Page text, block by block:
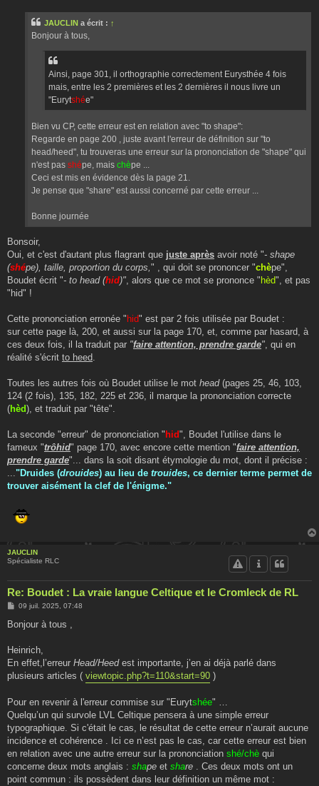
JAUCLIN a écrit : ↑
Bonjour à tous,
Ainsi, page 301, il orthographie correctement Eurysthée 4 fois
mais, entre les 2 premières et les 2 dernières il nous livre un
"Eurytshée"
Bien vu CP, cette erreur est en relation avec "to shape":
Regarde en page 200 , juste avant l'erreur de définition sur "to
head/heed", tu trouveras une erreur sur la prononciation de "shape" qui
n'est pas shépe, mais chèpe ...
Ceci est mis en évidence dès la page 21.
Je pense que "share" est aussi concerné par cette erreur ...
Bonne journée
Bonsoir,
Oui, et c'est d'autant plus flagrant que juste après avoir noté "- shape
(shépe), taille, proportion du corps, " , qui doit se prononcer "chèpe",
Boudet écrit "- to head (hid)" , alors que ce mot se prononce " hèd", et pas
"hid" !
Cette prononciation erronée " hid" est par 2 fois utilisée par Boudet :
sur cette page là, 200, et aussi sur la page 170, et, comme par hasard, à
ces deux fois, il la traduit par "faire attention, prendre garde" , qui en
réalité s'écrit to heed
Toutes les autres fois où Boudet utilise le mot head(pages 25, 46, 103,
124 (2 fois), 135, 182, 225 et 236, il marque la prononciation correcte
(hèd), et traduit par "tête".
La seconde "erreur" de prononciation " hid", Boudet l'utilise dans le
fameux "trôhid" page 170, avec encore cette mention "faire attention,
prendre garde"... dans la soit disant étymologie du mot, dont il précise :
"Druides (drouides) au lieu de trouides, ce dernier terme permet de
trouver aisément la clef de l'énigme."
JAUCLIN
Spécialiste RLC
Re: Boudet : La vraie langue Celtique et le Cromleck de RL
M
s
g
09 juil. 2025, 07:48
Bonjour à tous ,
Heinrich,
En effet,l’erreur Head/Heedest importante, j’en ai déjà parlé dans
plusieurs articles ( viewtopic.php?t=110&start=90 )
Pour en revenir à l'erreur commise sur "Eurytshée" …
Quelqu’un qui survole LVL Celtique pensera à une simple erreur
typographique. Si c'était le cas, le résultat de cette erreur n’aurait aucune
incidence et cohérence . Ici ce n’est pas le cas, car cette erreur est bien
en relation avec une autre erreur sur la prononciation shé/chè qui
concerne deux mots anglais : shape et share . Ces deux mots ont un
point commun : ils possèdent dans leur définition un même mot :